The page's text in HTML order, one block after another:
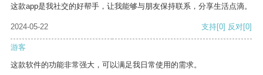
这款app是我社交的好帮手，让我能够与朋友保持联系，分享生活点滴。
2024-05-22 支持[0] 反对[0]
游客
这款软件的功能非常强大，可以满足我日常使用的需求。